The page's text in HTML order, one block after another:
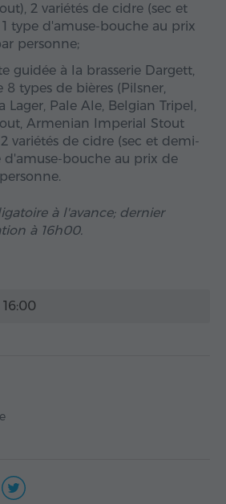
2 variétés de cidre (sec et
type d'amuse-bouche au prix
personne;
guidée à la brasserie Dargett,
types de bières (Pilsner,
Lager, Pale Ale, Belgian Tripel,
Armenian Imperial Stout
variétés de cidre (sec et demi-
d'amuse-bouche au prix de
à l'avance; dernier
à 16h00.
16:00